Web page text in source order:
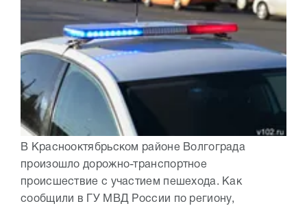
В Краснооктябрьском районе Волгограда
произошло дорожно-транспортное
происшествие с участием пешехода. Как
сообщили в ГУ МВД России по региону,